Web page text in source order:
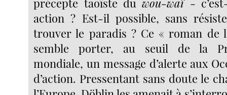
précepte taoïste duwou-waï-
action ? Est-il possible, sans
trouver le paradis ? Ce « roman de
semble porter, au seuil de la
mondiale, un message d’alerte aux
d’action. Pressentant sans doute le